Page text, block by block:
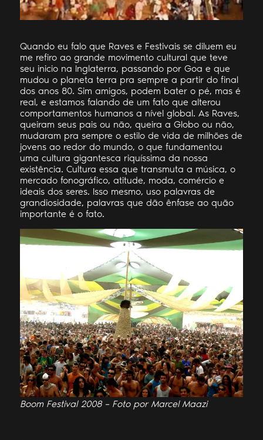
Quando eu falo que Raves e Festivais se diluem eu
me refiro ao grande movimento cultural que teve
seu inicio na Inglaterra, passando por Goa e que
mudou o planeta terra pra sempre a partir do final
dos anos 80. Sim amigos, podem bater o pé, mas é
real, e estamos falando de um fato que alterou
comportamentos humanos a nível global. As Raves,
queiram seus pais ou não, queira a Globo ou não,
mudaram pra sempre o estilo de vida de milhões de
jovens ao redor do mundo, o que fundamentou
uma cultura gigantesca riquíssima da nossa
existência. Cultura essa que transmuta a música, o
mercado fonográfico, atitude, moda, comércio e
ideais dos seres. Isso mesmo, uso palavras de
grandiosidade, palavras que dão ênfase ao quão
importante é o fato.
Boom Festival 2008 – Foto por Marcel Maazi